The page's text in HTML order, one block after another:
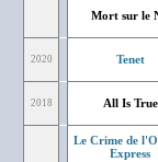
Mort sur le
2020 Tenet
2018 All Is True
Le Crime de
Express